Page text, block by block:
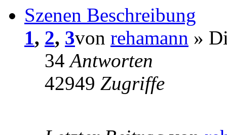
Szenen Beschreibung
1, 2, 3von rehamann »
34Antworten
42949 Zugriffe